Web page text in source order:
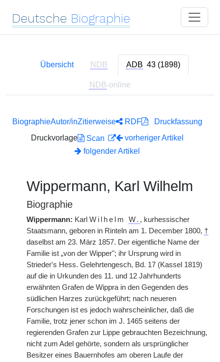
Deutsche Biographie
Übersicht NDB ADB 43 (1898)
NDB-online
BiographieAutor/inZitierweise RDF
Druckfassung
Druckvorlage
Scan
vorheriger Artikel
folgender Artikel
Wippermann, Karl Wilhelm
Biographie
Wippermann: Karl Wilhelm W. , kurhessischer
Staatsmann, geboren in Rinteln am 1. December 1800, †
daselbst am 23. März 1857. Der eigentliche Name der
Familie ist „von der Wipper"; ihr Ursprung wird in
Strieder's Hess. Gelehrtengesch, Bd. 17 (Kassel 1819)
auf die in Urkunden des 11. und 12 Jahrhunderts
erwähnten Grafen de Wippra in den Gegenden des
südlichen Harzes zurückgeführt; nach neueren
Forschungen ist es jedoch wahrscheinlicher, daß die
Familie, trotz jener schon im J. 1465 seitens der
regierenden Grafen zur Lippe gebrauchten Bezeichnung,
nicht zum Adel gehörte, sondern als ursprünglicher
Besitzer eines Bauernhofes am oberen Laufe der